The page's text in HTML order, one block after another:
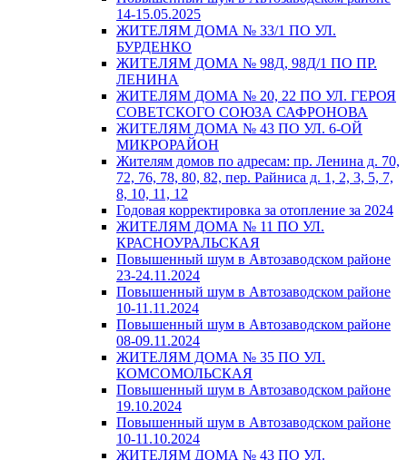
14-15.05.2025
ЖИТЕЛЯМ ДОМА № 33/1 ПО УЛ.
БУРДЕНКО
ЖИТЕЛЯМ ДОМА № 98Д, 98Д/1 ПО ПР.
ЛЕНИНА
ЖИТЕЛЯМ ДОМА № 20, 22 ПО УЛ. ГЕРОЯ
СОВЕТСКОГО СОЮЗА САФРОНОВА
ЖИТЕЛЯМ ДОМА № 43 ПО УЛ. 6-ОЙ
МИКРОРАЙОН
Жителям домов по адресам: пр. Ленина д. 70,
72, 76, 78, 80, 82, пер. Райниса д. 1, 2, 3, 5, 7,
8, 10, 11, 12
Годовая корректировка за отопление за 2024
ЖИТЕЛЯМ ДОМА № 11 ПО УЛ.
КРАСНОУРАЛЬСКАЯ
Повышенный шум в Автозаводском районе
23-24.11.2024
Повышенный шум в Автозаводском районе
10-11.11.2024
Повышенный шум в Автозаводском районе
08-09.11.2024
ЖИТЕЛЯМ ДОМА № 35 ПО УЛ.
КОМСОМОЛЬСКАЯ
Повышенный шум в Автозаводском районе
19.10.2024
Повышенный шум в Автозаводском районе
10-11.10.2024
ЖИТЕЛЯМ ДОМА № 43 ПО УЛ.